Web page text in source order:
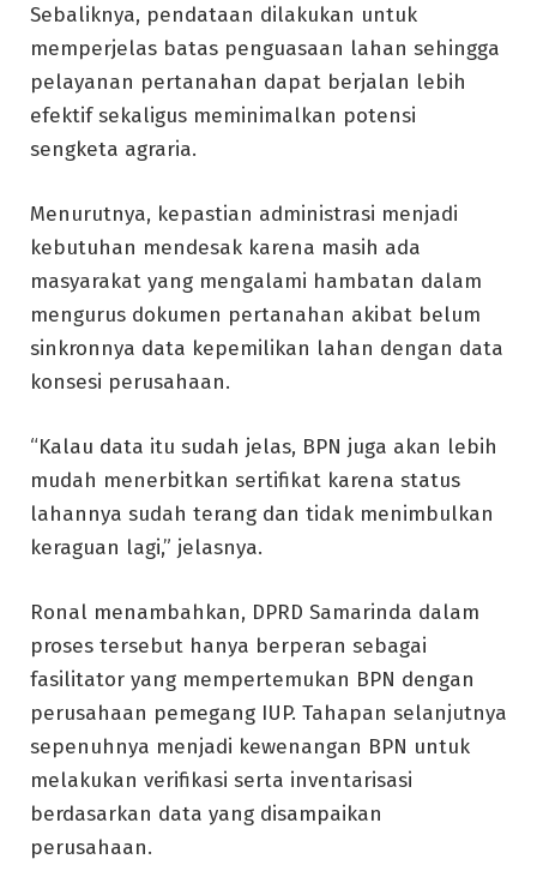
Sebaliknya, pendataan dilakukan untuk
memperjelas batas penguasaan lahan sehingga
pelayanan pertanahan dapat berjalan lebih
efektif sekaligus meminimalkan potensi
sengketa agraria.
Menurutnya, kepastian administrasi menjadi
kebutuhan mendesak karena masih ada
masyarakat yang mengalami hambatan dalam
mengurus dokumen pertanahan akibat belum
sinkronnya data kepemilikan lahan dengan data
konsesi perusahaan.
“Kalau data itu sudah jelas, BPN juga akan lebih
mudah menerbitkan sertifikat karena status
lahannya sudah terang dan tidak menimbulkan
keraguan lagi,” jelasnya.
Ronal menambahkan, DPRD Samarinda dalam
proses tersebut hanya berperan sebagai
fasilitator yang mempertemukan BPN dengan
perusahaan pemegang IUP. Tahapan selanjutnya
sepenuhnya menjadi kewenangan BPN untuk
melakukan verifikasi serta inventarisasi
berdasarkan data yang disampaikan
perusahaan.